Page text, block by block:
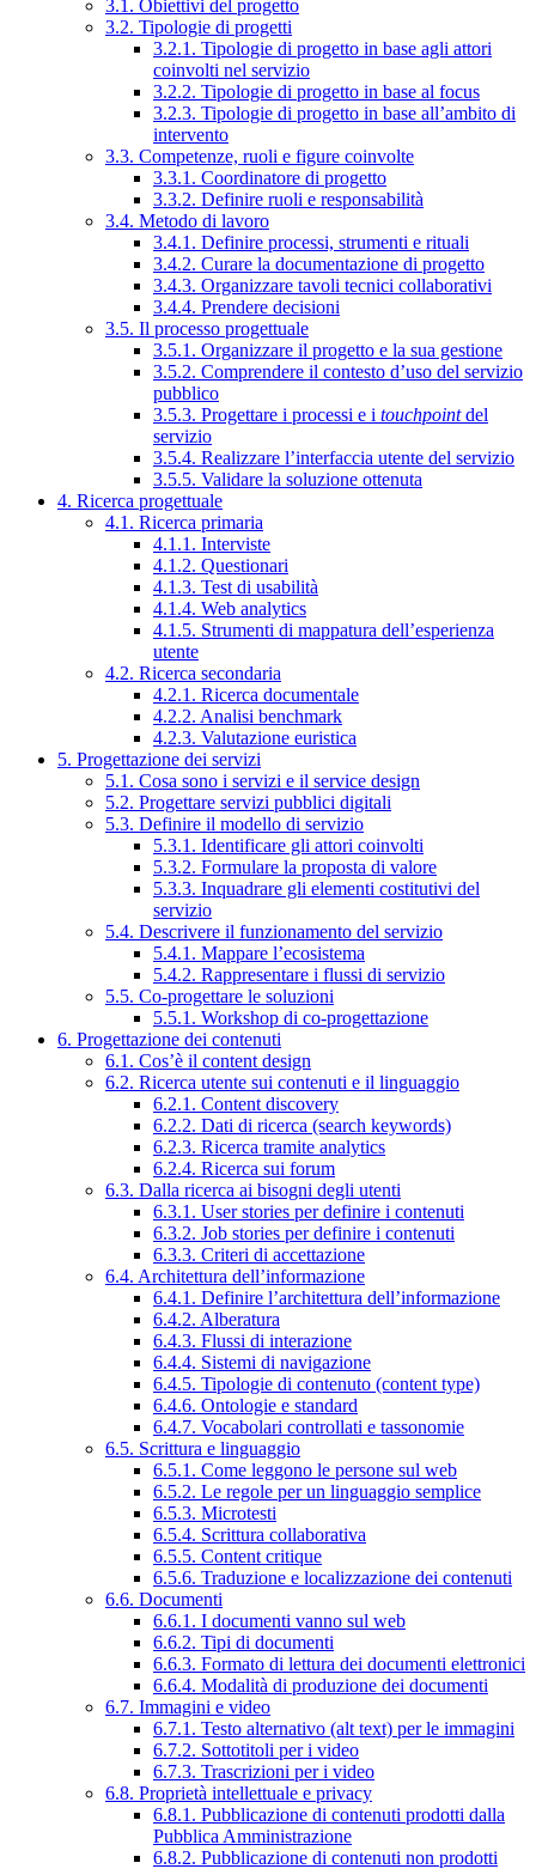
3.1. Obiettivi del progetto
3.2. Tipologie di progetti
3.2.1. Tipologie di progetto in base agli attori
coinvolti nel servizio
3.2.2. Tipologie di progetto in base al focus
3.2.3. Tipologie di progetto in base all’ambito di
intervento
3.3. Competenze, ruoli e figure coinvolte
3.3.1. Coordinatore di progetto
3.3.2. Definire ruoli e responsabilità
3.4. Metodo di lavoro
3.4.1. Definire processi, strumenti e rituali
3.4.2. Curare la documentazione di progetto
3.4.3. Organizzare tavoli tecnici collaborativi
3.4.4. Prendere decisioni
3.5. Il processo progettuale
3.5.1. Organizzare il progetto e la sua gestione
3.5.2. Comprendere il contesto d’uso del servizio
pubblico
3.5.3. Progettare i processi e i touchpointdel
servizio
3.5.4. Realizzare l’interfaccia utente del servizio
3.5.5. Validare la soluzione ottenuta
4. Ricerca progettuale
4.1. Ricerca primaria
4.1.1. Interviste
4.1.2. Questionari
4.1.3. Test di usabilità
4.1.4. Web analytics
4.1.5. Strumenti di mappatura dell’esperienza
utente
4.2. Ricerca secondaria
4.2.1. Ricerca documentale
4.2.2. Analisi benchmark
4.2.3. Valutazione euristica
5. Progettazione dei servizi
5.1. Cosa sono i servizi e il service design
5.2. Progettare servizi pubblici digitali
5.3. Definire il modello di servizio
5.3.1. Identificare gli attori coinvolti
5.3.2. Formulare la proposta di valore
5.3.3. Inquadrare gli elementi costitutivi del
servizio
5.4. Descrivere il funzionamento del servizio
5.4.1. Mappare l’ecosistema
5.4.2. Rappresentare i flussi di servizio
5.5. Co-progettare le soluzioni
5.5.1. Workshop di co-progettazione
6. Progettazione dei contenuti
6.1. Cos’è il content design
6.2. Ricerca utente sui contenuti e il linguaggio
6.2.1. Content discovery
6.2.2. Dati di ricerca (search keywords)
6.2.3. Ricerca tramite analytics
6.2.4. Ricerca sui forum
6.3. Dalla ricerca ai bisogni degli utenti
6.3.1. User stories per definire i contenuti
6.3.2. Job stories per definire i contenuti
6.3.3. Criteri di accettazione
6.4. Architettura dell’informazione
6.4.1. Definire l’architettura dell’informazione
6.4.2. Alberatura
6.4.3. Flussi di interazione
6.4.4. Sistemi di navigazione
6.4.5. Tipologie di contenuto (content type)
6.4.6. Ontologie e standard
6.4.7. Vocabolari controllati e tassonomie
6.5. Scrittura e linguaggio
6.5.1. Come leggono le persone sul web
6.5.2. Le regole per un linguaggio semplice
6.5.3. Microtesti
6.5.4. Scrittura collaborativa
6.5.5. Content critique
6.5.6. Traduzione e localizzazione dei contenuti
6.6. Documenti
6.6.1. I documenti vanno sul web
6.6.2. Tipi di documenti
6.6.3. Formato di lettura dei documenti elettronici
6.6.4. Modalità di produzione dei documenti
6.7. Immagini e video
6.7.1. Testo alternativo (alt text) per le immagini
6.7.2. Sottotitoli per i video
6.7.3. Trascrizioni per i video
6.8. Proprietà intellettuale e privacy
6.8.1. Pubblicazione di contenuti prodotti dalla
Pubblica Amministrazione
6.8.2. Pubblicazione di contenuti non prodotti